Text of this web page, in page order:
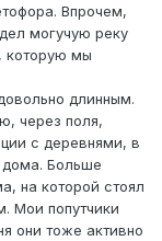
Впрочем,
могучую реку
которую мы
длинным.
через поля,
с деревнями, в
Больше
на которой стоял
Мои попутчики
они тоже активно